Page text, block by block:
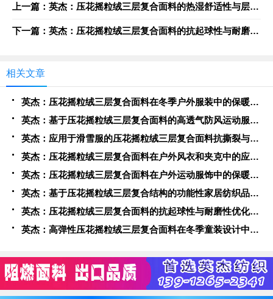
上一篇：英杰：压花摇粒绒三层复合面料的热湿舒适性与层间结合强度协同提升工艺
下一篇：英杰：压花摇粒绒三层复合面料的抗起球性与耐磨性优化技术分析
相关文章
英杰：压花摇粒绒三层复合面料在冬季户外服装中的保暖性能优化研究
英杰：基于压花摇粒绒三层复合面料的高透气防风运动服饰开发
英杰：应用于滑雪服的压花摇粒绒三层复合面料抗撕裂与耐磨性提升技术
英杰：压花摇粒绒三层复合面料在户外风衣和夹克中的应用与性能
英杰：压花摇粒绒三层复合面料在户外运动服饰中的保暖与透气性能研究
英杰：基于压花摇粒绒三层复合结构的功能性家居纺织品开发与应用
英杰：压花摇粒绒三层复合面料的抗起球性与耐磨性优化技术分析
英杰：高弹性压花摇粒绒三层复合面料在冬季童装设计中的应用实践